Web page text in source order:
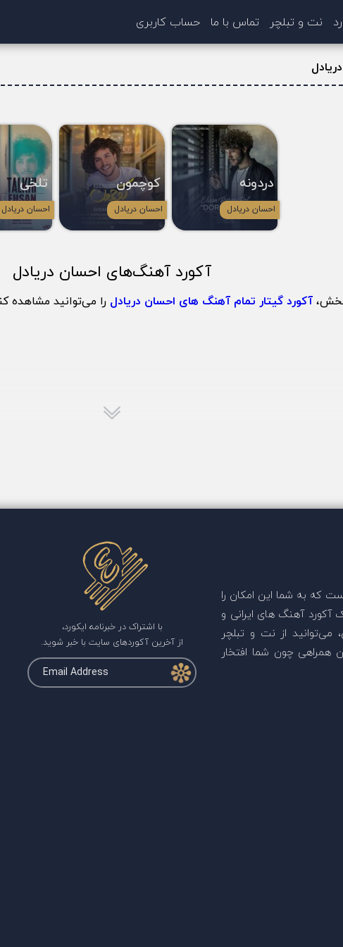
نت و تبلچر تماس با ما حساب کاربری
دردونه
احسان دریادل
کوچمون
احسان دریادل
تلخی
احسان دریادل
آکورد آهنگ‌های احسان دریادل
آکورد گیتار تمام آهنگ های احسان دریادل را می‌توانید مشاهده
که به شما این امکان را
آکورد آهنگ های ایرانی و
از نت و تبلچر
همراهی چون شما افتخار
با اشتراک در خبرنامه ایکورد،
از آخرین آکوردهای سایت با خبر شوید.